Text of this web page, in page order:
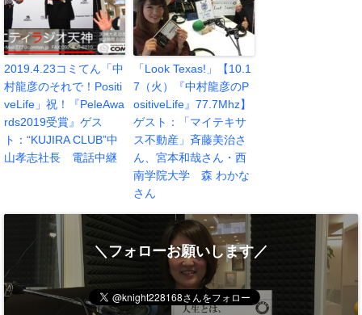
2019.4.23コミてん「中
村龍彦のそれで！Positi
veLife」祝！『PeleAwa
rds2019受賞』ゲス
ト：“KUJIRA CLUB”中
山孝志社長 電話中継
「Look Texas!」【10.1
7（火）『中村龍彦のP
ositiveLife』77.7Mhz】
ゲスト：「マイテキサ
ス不動産」斉藤美治さ
ん、宮本和哉さん・西
南学院大学 森 わかな
さん
＼フォローお願いします／